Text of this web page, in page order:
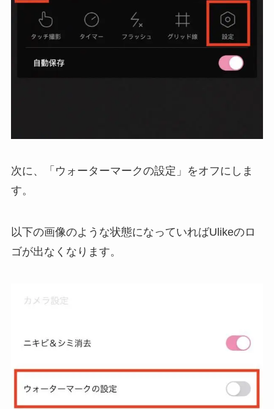
次に、「ウォーターマークの設定」をオフにしま
す。
以下の画像のような状態になっていればUlikeのロ
ゴが出なくなります。